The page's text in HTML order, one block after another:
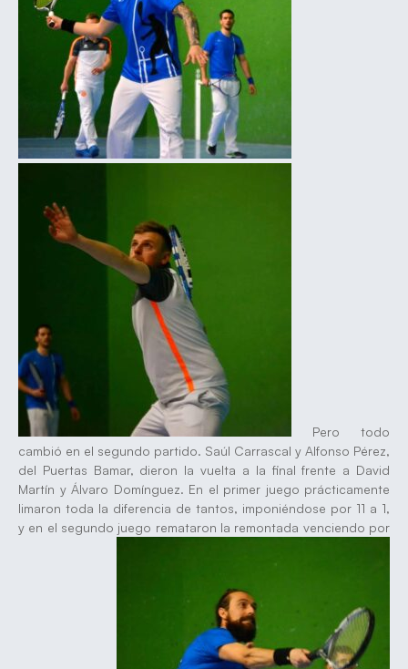
Pero todo
cambió en el segundo partido. Saúl Carrascal y Alfonso Pérez,
del Puertas Bamar, dieron la vuelta a la final frente a David
Martín y Álvaro Domínguez. En el primer juego prácticamente
limaron toda la diferencia de tantos, imponiéndose por 11 a 1,
y en el segundo juego remataron la remontada venciendo por